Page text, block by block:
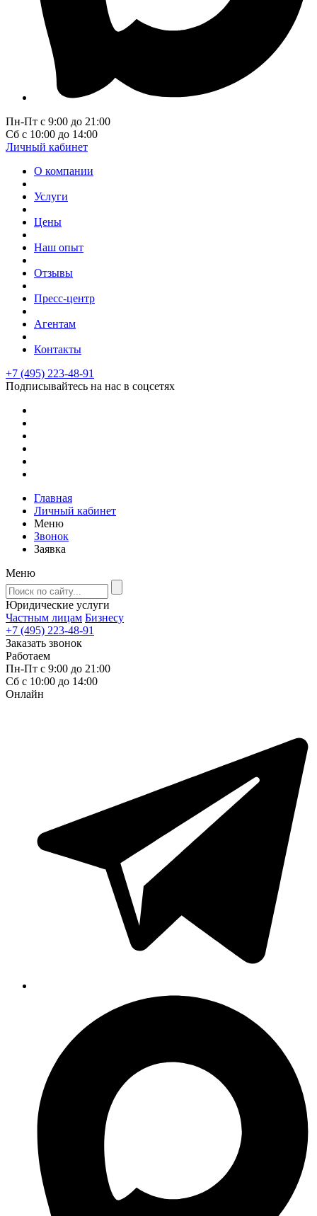
Пн-Пт с 9:00 до 21:00
Сб с 10:00 до 14:00
Личный кабинет
О компании
Услуги
Цены
Наш опыт
Отзывы
Пресс-центр
Агентам
Контакты
+7 (495) 223-48-91
Подписывайтесь на нас в соцсетях
Главная
Личный кабинет
Меню
Звонок
Заявка
Меню
Юридические услуги
Частным лицам Бизнесу
+7 (495) 223-48-91
Заказать звонок
Работаем
Пн-Пт с 9:00 до 21:00
Сб с 10:00 до 14:00
Онлайн